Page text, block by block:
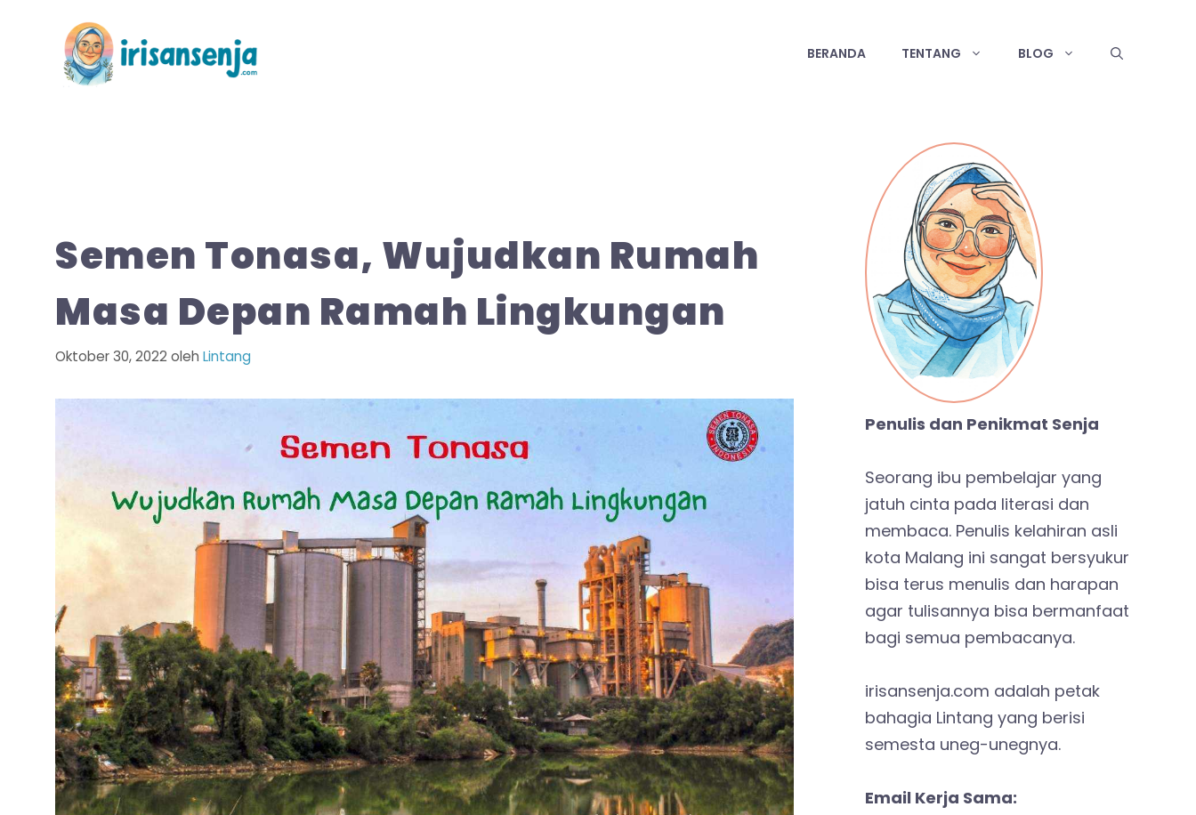
BERANDA TENTANG BLOG
Semen Tonasa, Wujudkan Rumah
Masa Depan Ramah Lingkungan
Oktober 30, 2022 oleh Lintang
Penulis dan Penikmat Senja
Seorang ibu pembelajar yang
jatuh cinta pada literasi dan
membaca. Penulis kelahiran asli
kota Malang ini sangat bersyukur
bisa terus menulis dan harapan
agar tulisannya bisa bermanfaat
bagi semua pembacanya.
irisansenja.com adalah petak
bahagia Lintang yang berisi
semesta uneg-unegnya.
Email Kerja Sama: